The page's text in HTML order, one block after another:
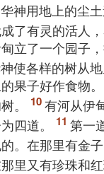
神用地上的尘
了有灵的活人，
立了一个园子
使各样的树从
果子好作食物
。
有河从伊
四道。
第一
。在那里有金子
里又有珍珠和红